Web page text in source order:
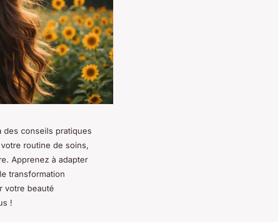
des conseils pratiques
routine de soins,
Apprenez à adapter
transformation
votre beauté
!